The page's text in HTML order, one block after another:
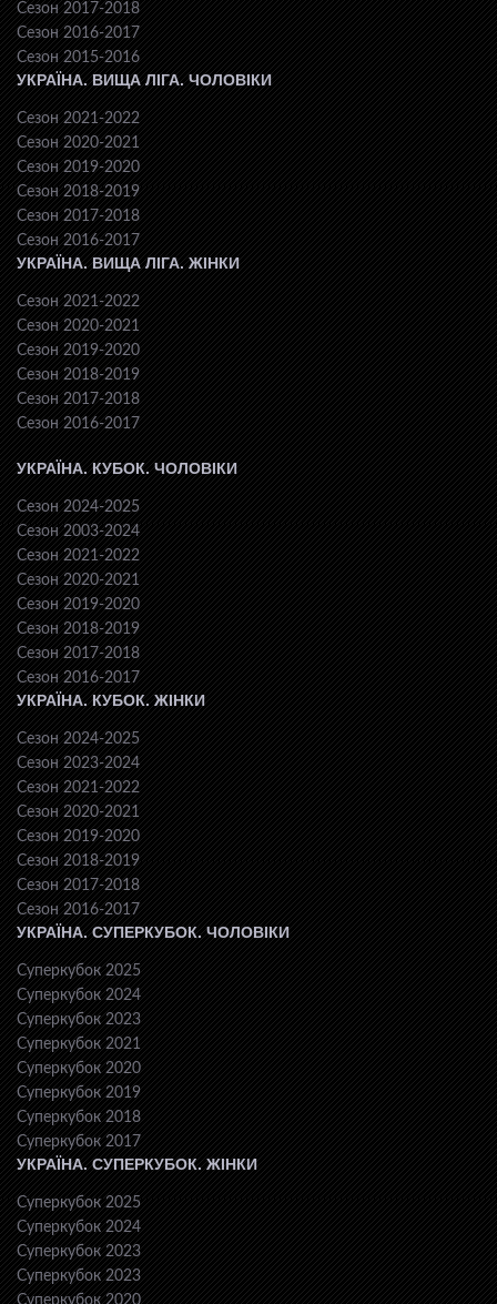
Сезон 2017-2018
Сезон 2016-2017
Сезон 2015-2016
УКРАЇНА. ВИЩА ЛІГА. ЧОЛОВІКИ
Сезон 2021-2022
Сезон 2020-2021
Сезон 2019-2020
Сезон 2018-2019
Сезон 2017-2018
Сезон 2016-2017
УКРАЇНА. ВИЩА ЛІГА. ЖІНКИ
Сезон 2021-2022
Сезон 2020-2021
Сезон 2019-2020
Сезон 2018-2019
Сезон 2017-2018
Сезон 2016-2017
УКРАЇНА. КУБОК. ЧОЛОВІКИ
Сезон 2024-2025
Сезон 2003-2024
Сезон 2021-2022
Сезон 2020-2021
Сезон 2019-2020
Сезон 2018-2019
Сезон 2017-2018
Сезон 2016-2017
УКРАЇНА. КУБОК. ЖІНКИ
Сезон 2024-2025
Сезон 2023-2024
Сезон 2021-2022
Сезон 2020-2021
Сезон 2019-2020
Сезон 2018-2019
Сезон 2017-2018
Сезон 2016-2017
УКРАЇНА. СУПЕРКУБОК. ЧОЛОВІКИ
Суперкубок 2025
Суперкубок 2024
Суперкубок 2023
Суперкубок 2021
Суперкубок 2020
Суперкубок 2019
Суперкубок 2018
Суперкубок 2017
УКРАЇНА. СУПЕРКУБОК. ЖІНКИ
Суперкубок 2025
Суперкубок 2024
Суперкубок 2023
Суперкубок 2023